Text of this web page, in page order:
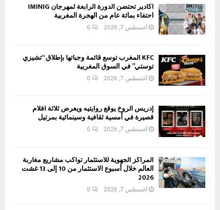
أكادير تحتضن الدورة الرابعة لمهرجان IMINIG
احتفاء بمائة عام من الهجرة المغربية
أغسطس 7, 2026 0
KFC المغرب توسع قائمة وجباتها بإطلاق “تشيزي
توستي” في السوق المغربية
أغسطس 7, 2026 0
إدريس الروخ يوقع روايتيه ويعرض ثلاثة أفلام
قصيرة في أمسية ثقافية وسينمائية بمرتيل
أغسطس 7, 2026 0
المراكز الجهوية للاستثمار تواكب مشاريع مغاربة
العالم خلال أسبوع الاستثمار من 10 إلى 13 غشت
2026
أغسطس 7, 2026 0